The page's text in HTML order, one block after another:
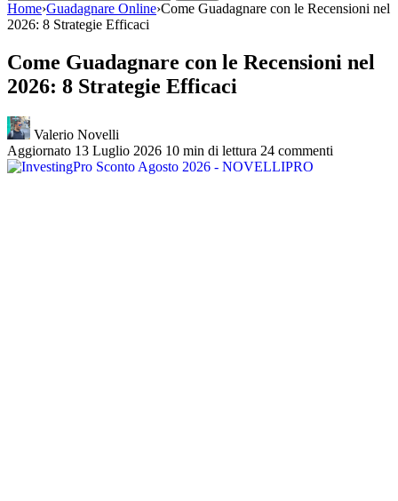
Home›Guadagnare Online›Come Guadagnare con le Recensioni nel
2026: 8 Strategie Efficaci
Come Guadagnare con le Recensioni nel
2026: 8 Strategie Efficaci
Valerio Novelli
Aggiornato 13 Luglio 2026 10 min di lettura 24 commenti